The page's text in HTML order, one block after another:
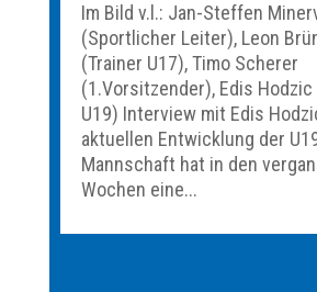
Im Bild v.l.: Jan-Steffen
(Sportlicher Leiter), Leon
(Trainer U17), Timo Scherer
(1.Vorsitzender), Edis Hodzic
U19) Interview mit Edis
aktuellen Entwicklung der
Mannschaft hat in den
Wochen eine...